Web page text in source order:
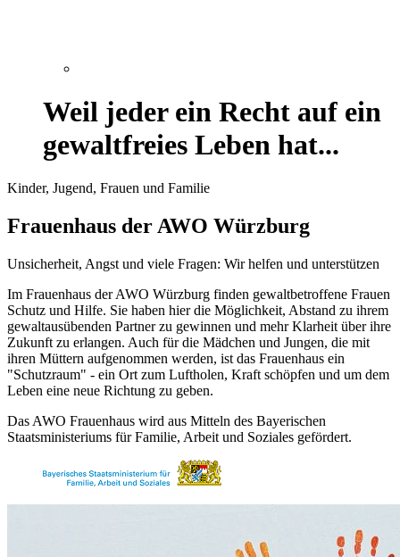
Weil jeder ein Recht auf ein
gewaltfreies Leben hat...
Kinder, Jugend, Frauen und Familie
Frauenhaus der AWO Würzburg
Unsicherheit, Angst und viele Fragen: Wir helfen und unterstützen
Im Frauenhaus der AWO Würzburg finden gewaltbetroffene Frauen
Schutz und Hilfe. Sie haben hier die Möglichkeit, Abstand zu ihrem
gewaltausübenden Partner zu gewinnen und mehr Klarheit über ihre
Zukunft zu erlangen. Auch für die Mädchen und Jungen, die mit
ihren Müttern aufgenommen werden, ist das Frauenhaus ein
"Schutzraum" - ein Ort zum Luftholen, Kraft schöpfen und um dem
Leben eine neue Richtung zu geben.
Das AWO Frauenhaus wird aus Mitteln des Bayerischen
Staatsministeriums für Familie, Arbeit und Soziales gefördert.